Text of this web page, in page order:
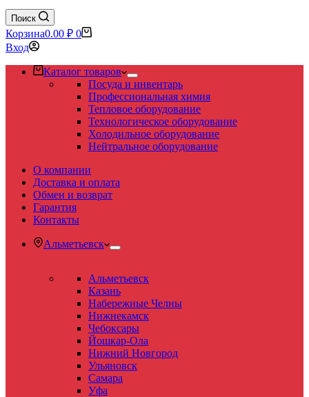
Поиск
Корзина0.00 ₽ 0
Вход
Каталог товаров
Посуда и инвентарь
Профессиональная химия
Тепловое оборудование
Технологическое оборудование
Холодильное оборудование
Нейтральное оборудование
О компании
Доставка и оплата
Обмен и возврат
Гарантия
Контакты
Альметьевск
Альметьевск
Казань
Набережные Челны
Нижнекамск
Чебоксары
Йошкар-Ола
Нижний Новгород
Ульяновск
Самара
Уфа